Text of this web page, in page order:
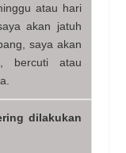
atau hari
akan jatuh
saya akan
bercuti atau
dilakukan